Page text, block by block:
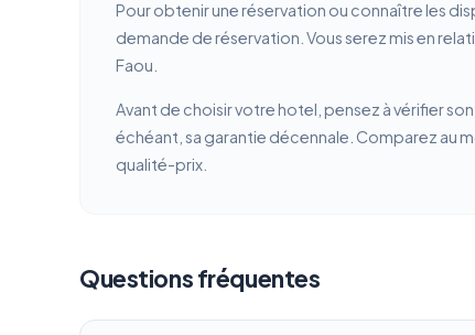
Pour obtenir une réservation ou connaître les
demande de réservation. Vous serez mis en
Faou.
Avant de choisir votre hotel, pensez à vérifier
échéant, sa garantie décennale. Comparez au
qualité-prix.
Questions fréquentes